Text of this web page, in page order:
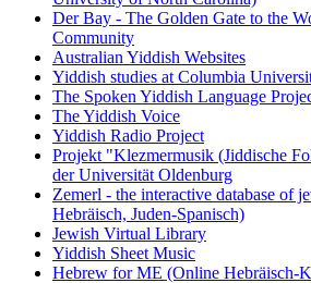
Der Bay - The Golden Gate to the
Community
Australian Yiddish Websites
Yiddish studies at Columbia
The Spoken Yiddish Language
The Yiddish Voice
Yiddish Radio Project
Projekt "Klezmermusik (Jiddische
der Universität Oldenburg
Zemerl - the interactive database of
Hebräisch, Juden-Spanisch)
Jewish Virtual Library
Yiddish Sheet Music
Hebrew for ME (Online Hebräisch-